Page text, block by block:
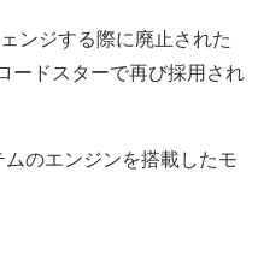
ンジする際に廃止された
ードスターで再び採用され
のエンジンを搭載したモ